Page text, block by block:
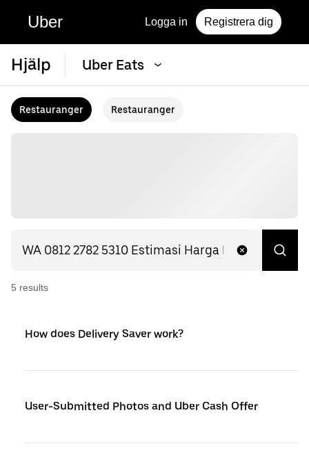
Uber Logga in Registrera dig
Hjälp Uber Eats
Restauranger Restauranger
5 results
How does Delivery Saver work?
User-Submitted Photos and Uber Cash Offer